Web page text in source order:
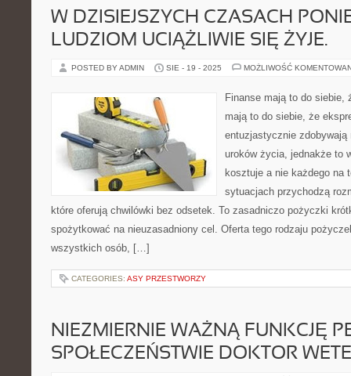
W DZISIEJSZYCH CZASACH
LUDZIOM UCIĄŻLIWIE SIĘ ŻYJE.
POSTED BY ADMIN SIE - 19 - 2025 MOŻLIWOŚĆ
Finanse mają to do siebie,
mają to do siebie, że
entuzjastycznie
uroków życia, jednakże to
kosztuje a nie każdego na
sytuacjach przychodzą
które oferują chwilówki bez odsetek. To zasadniczo pożyczki
spożytkować na nieuzasadniony cel. Oferta tego rodzaju
wszystkich osób, […]
CATEGORIES: ASY PRZESTWORZY
NIEZMIERNIE WAŻNĄ FUNKCJĘ
SPOŁECZEŃSTWIE DOKTOR